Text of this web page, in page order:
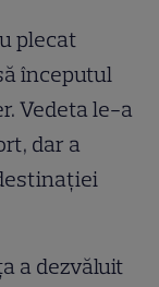
plecat
începutul
Vedeta le-a
dar a
a dezvăluit